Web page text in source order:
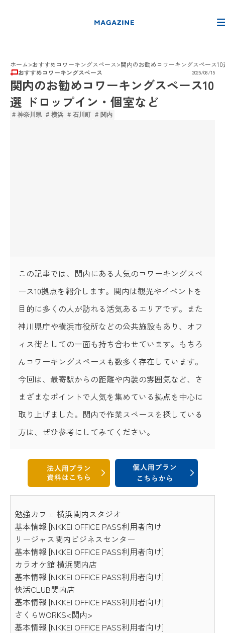
ホーム>おすすめコワーキングスペース>関内のお勧めコワーキングスペース10
おすすめコワーキングスペース
2025/08/15
関内のお勧めコワーキングスペース10
選 ドロップイン・個室など
# 神奈川県 # 横浜 # 石川町 # 関内
この記事では、関内にある人気のコワーキングスペ
ース10拠点を紹介します。関内は観光やイベントを
目的に多くの人が訪れる活気あるエリアです。また
神川県庁や横浜市役所などの公共施設もあり、オフ
ィス街としての一面も持ち合わせています。もちろ
んコワーキングスペースも数多く存在しています。
今回は、最寄駅からの距離や内装の雰囲気など、さ
まざまなポイントで人気を集めている拠点を中心に
取り上げました。関内で作業スペースを探している
方は、ぜひ参考にしてみてください。
勉強カフェ 横浜関内スタジオ
基本情報 [NIKKEI OFFICE PASS利用者向け
リージャス関内ビジネスセンター
基本情報 [NIKKEI OFFICE PASS利用者向け]
カラオケ館 横浜関内店
基本情報 [NIKKEI OFFICE PASS利用者向け]
快活CLUB関内店
基本情報 [NIKKEI OFFICE PASS利用者向け]
さくらWORKS<関内>
基本情報 [NIKKEI OFFICE PASS利用者向け]